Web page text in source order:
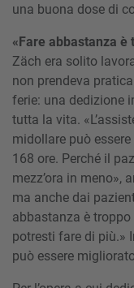
una buona dose di
«Fare abbastanza è
Zäch era solito
non prendeva
ferie: una dedizione
tutta la vita.
midollare può
168 ore. Perché il
mezz’ora in meno»,
ma anche dai
abbastanza è
potresti fare di più.»
può essere